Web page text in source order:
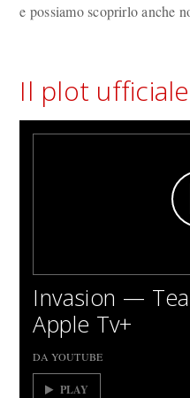
e possiamo scoprirlo anche
Il plot ufficiale
Invasion —
Apple Tv+
DA YOUTUBE
PLAY